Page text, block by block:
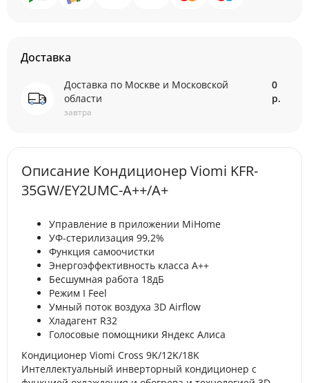
Доставка
Доставка по Москве и Московской
области
завтра
0
р.
Описание Кондиционер Viomi KFR-
35GW/EY2UMC-A++/A+
Управление в приложении MiHome
УФ-стерилизация 99,2%
Функция самоочистки
Энергоэффективность класса A++
Бесшумная работа 18дБ
Режим I Feel
Умный поток воздуха 3D Airflow
Хладагент R32
Голосовые помощники Яндекс Алиса
Кондиционер Viomi Cross 9K/12K/18K
Интеллектуальный инверторный кондиционер с